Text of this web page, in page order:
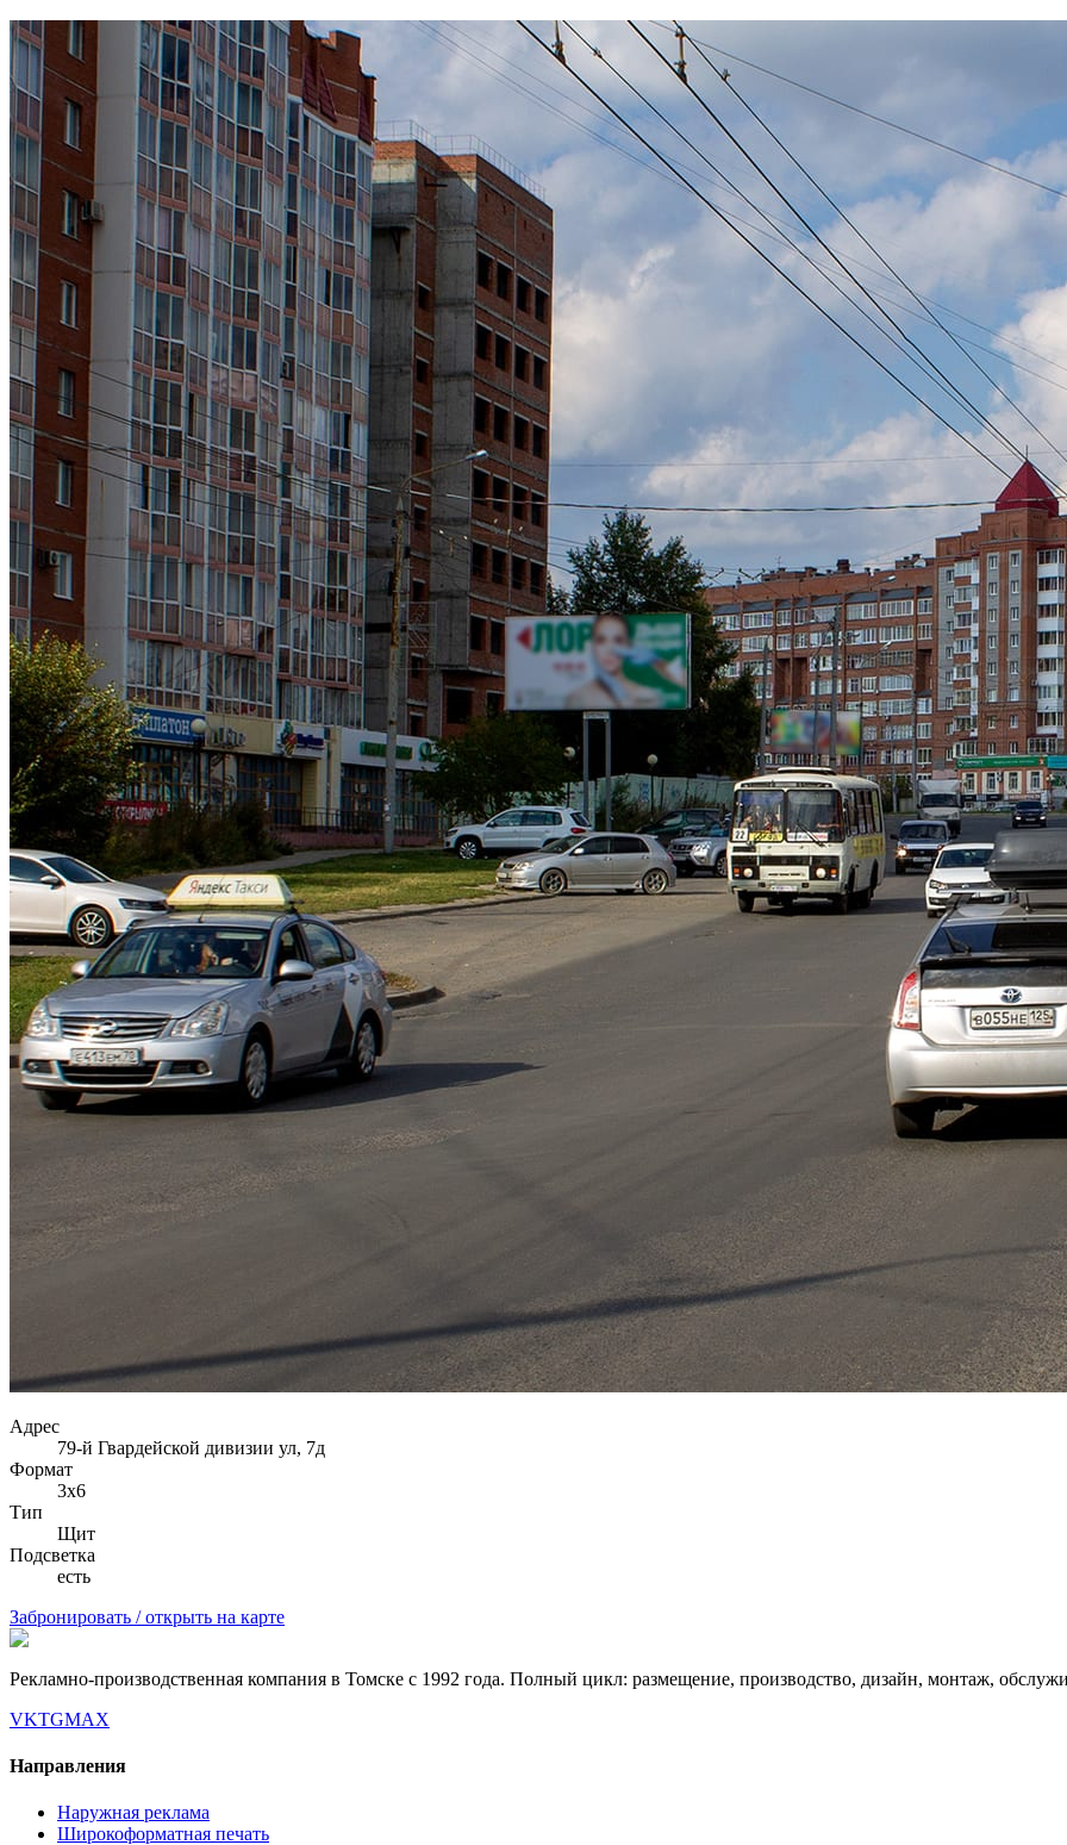
Адрес
79-й Гвардейской дивизии ул, 7д
Формат
3х6
Тип
Щит
Подсветка
есть
Забронировать / открыть на карте
Рекламно-производственная компания в Томске с 1992 года. Полный цикл: размещение, производство, дизайн, монтаж,
VKTGMAX
Направления
Наружная реклама
Широкоформатная печать